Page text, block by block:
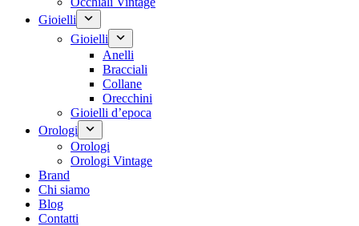
Gioielli
Gioielli
Anelli
Bracciali
Collane
Orecchini
Gioielli d’epoca
Orologi
Orologi
Orologi Vintage
Brand
Chi siamo
Blog
Contatti